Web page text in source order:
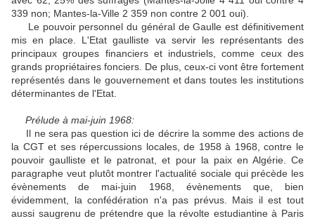
339 non; Mantes-la-Ville 2 359 non contre 2 001 oui).
Le pouvoir personnel du général de Gaulle est définitivement
mis en place. L'Etat gaulliste va servir les représentants des
principaux groupes financiers et industriels, comme ceux des
grands propriétaires fonciers. De plus, ceux-ci vont être fortement
représentés dans le gouvernement et dans toutes les institutions
déterminantes de l'Etat.
Prélude à mai-juin 1968:
Il ne sera pas question ici de décrire la somme des actions de
la CGT et ses répercussions locales, de 1958 à 1968, contre le
pouvoir gaulliste et le patronat, et pour la paix en Algérie. Ce
paragraphe veut plutôt montrer l'actualité sociale qui précède les
évènements de mai-juin 1968, évènements que, bien
évidemment, la confédération n'a pas prévus. Mais il est tout
aussi saugrenu de prétendre que la révolte estudiantine à Paris